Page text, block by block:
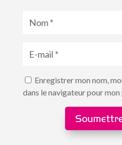
Enregistrer mon nom,
dans le navigateur pour